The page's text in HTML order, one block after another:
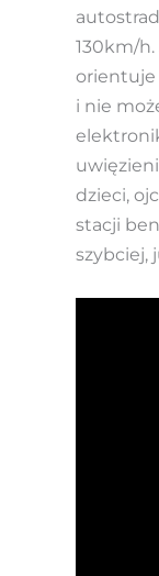
130km/
orientuje
i nie
dzieci,
stacji
szybciej,